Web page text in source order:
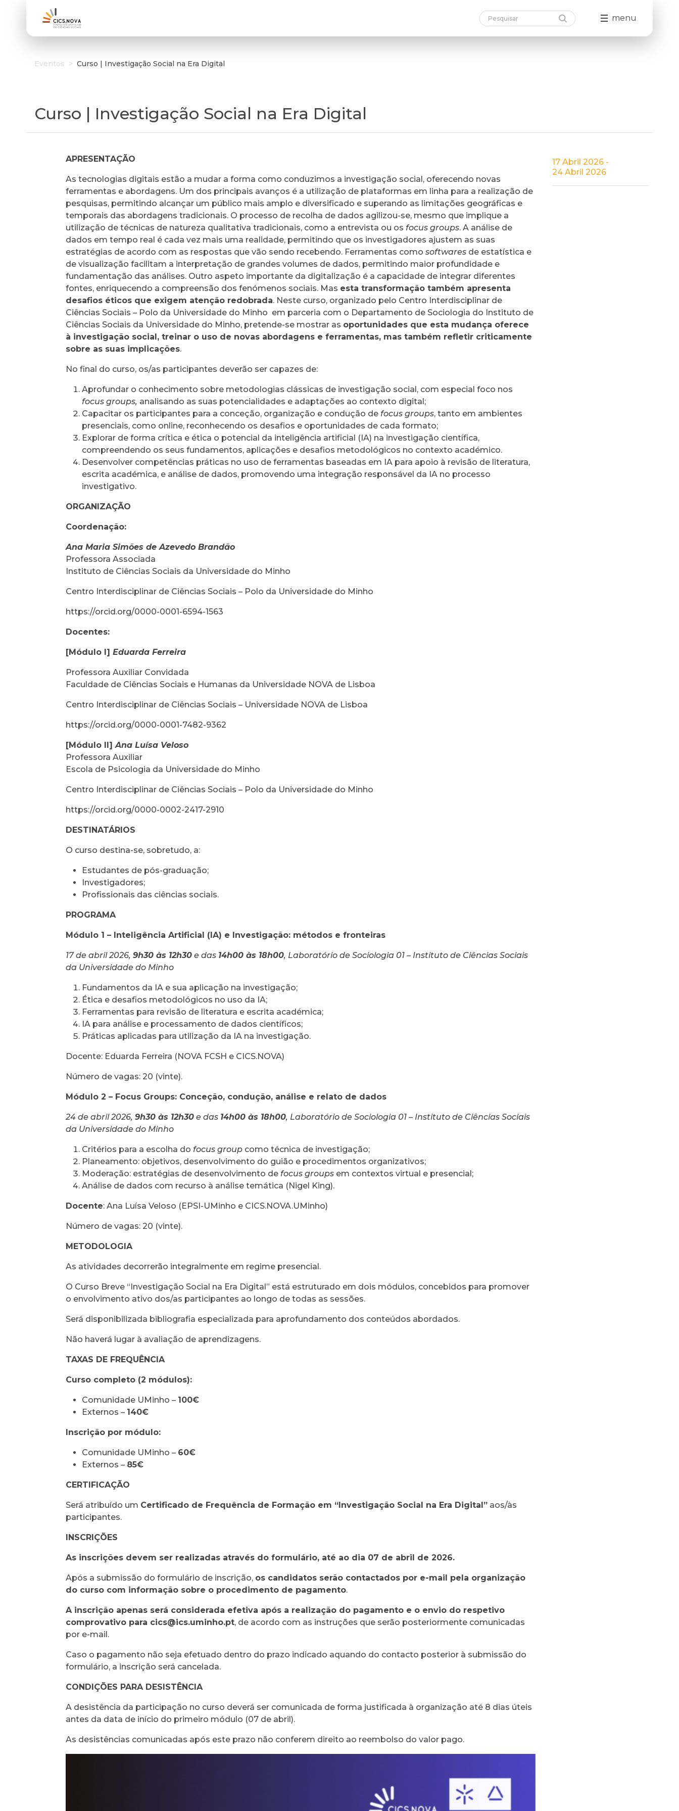
menu
Eventos > Curso | Investigação Social na Era Digital
Curso | Investigação Social na Era Digital
APRESENTAÇÃO
As tecnologias digitais estão a mudar a forma como conduzimos a investigação social, oferecendo novas
ferramentas e abordagens. Um dos principais avanços é a utilização de plataformas em linha para a realização de
pesquisas, permitindo alcançar um público mais amplo e diversificado e superando as limitações geográficas e
temporais das abordagens tradicionais. O processo de recolha de dados agilizou-se, mesmo que implique a
utilização de técnicas de natureza qualitativa tradicionais, como a entrevista ou os focus groups. A análise de
dados em tempo real é cada vez mais uma realidade, permitindo que os investigadores ajustem as suas
estratégias de acordo com as respostas que vão sendo recebendo. Ferramentas comosoftwares de estatística e
de visualização facilitam a interpretação de grandes volumes de dados, permitindo maior profundidade e
fundamentação das análises. Outro aspeto importante da digitalização é a capacidade de integrar diferentes
fontes, enriquecendo a compreensão dos fenómenos sociais. Mas esta transformação também apresenta
desafios éticos que exigem atenção redobrada. Neste curso, organizado pelo Centro Interdisciplinar de
Ciências Sociais – Polo da Universidade do Minho em parceria com o Departamento de Sociologia do Instituto de
Ciências Sociais da Universidade do Minho, pretende-se mostrar as oportunidades que esta mudança oferece
à investigação social, treinar o uso de novas abordagens e ferramentas, mas também refletir criticamente
sobre as suas implicações.
No final do curso, os/as participantes deverão ser capazes de:
Aprofundar o conhecimento sobre metodologias clássicas de investigação social, com especial foco nos
focus groups, analisando as suas potencialidades e adaptações ao contexto digital;
Capacitar os participantes para a conceção, organização e condução de focus groups, tanto em ambientes
presenciais, como online, reconhecendo os desafios e oportunidades de cada formato;
Explorar de forma crítica e ética o potencial da inteligência artificial (IA) na investigação científica,
compreendendo os seus fundamentos, aplicações e desafios metodológicos no contexto académico.
Desenvolver competências práticas no uso de ferramentas baseadas em IA para apoio à revisão de literatura,
escrita académica, e análise de dados, promovendo uma integração responsável da IA no processo
investigativo.
ORGANIZAÇÃO
Coordenação:
Ana Maria Simões de Azevedo Brandão
Professora Associada
Instituto de Ciências Sociais da Universidade do Minho
Centro Interdisciplinar de Ciências Sociais – Polo da Universidade do Minho
https://orcid.org/0000-0001-6594-1563
Docentes:
[Módulo I]Eduarda Ferreira
Professora Auxiliar Convidada
Faculdade de Ciências Sociais e Humanas da Universidade NOVA de Lisboa
Centro Interdisciplinar de Ciências Sociais – Universidade NOVA de Lisboa
https://orcid.org/0000-0001-7482-9362
[Módulo II]Ana Luísa Veloso
Professora Auxiliar
Escola de Psicologia da Universidade do Minho
Centro Interdisciplinar de Ciências Sociais – Polo da Universidade do Minho
https://orcid.org/0000-0002-2417-2910
DESTINATÁRIOS
O curso destina-se, sobretudo, a:
Estudantes de pós-graduação;
Investigadores;
Profissionais das ciências sociais.
PROGRAMA
Módulo 1 – Inteligência Artificial (IA) e Investigação: métodos e fronteiras
17 de abril 2026,9h30 às 12h30 e das 14h00 às 18h00, Laboratório de Sociologia 01 – Instituto de Ciências Sociais
da Universidade do Minho
Fundamentos da IA e sua aplicação na investigação;
Ética e desafios metodológicos no uso da IA;
Ferramentas para revisão de literatura e escrita académica;
IA para análise e processamento de dados científicos;
Práticas aplicadas para utilização da IA na investigação.
Docente: Eduarda Ferreira (NOVA FCSH e CICS.NOVA)
Número de vagas: 20 (vinte).
Módulo 2 – Focus Groups: Conceção, condução, análise e relato de dados
24 de abril 2026,9h30 às 12h30 e das 14h00 às 18h00, Laboratório de Sociologia 01 – Instituto de Ciências Sociais
da Universidade do Minho
Critérios para a escolha do focus group como técnica de investigação;
Planeamento: objetivos, desenvolvimento do guião e procedimentos organizativos;
Moderação: estratégias de desenvolvimento de focus groups em contextos virtual e presencial;
Análise de dados com recurso à análise temática (Nigel King).
Docente: Ana Luísa Veloso (EPSI-UMinho e CICS.NOVA.UMinho)
Número de vagas: 20 (vinte).
METODOLOGIA
As atividades decorrerão integralmente em regime presencial.
O Curso Breve “Investigação Social na Era Digital” está estruturado em dois módulos, concebidos para promover
o envolvimento ativo dos/as participantes ao longo de todas as sessões.
Será disponibilizada bibliografia especializada para aprofundamento dos conteúdos abordados.
Não haverá lugar à avaliação de aprendizagens.
TAXAS DE FREQUÊNCIA
Curso completo (2 módulos):
Comunidade UMinho – 100€
Externos – 140€
Inscrição por módulo:
Comunidade UMinho – 60€
Externos – 85€
CERTIFICAÇÃO
Será atribuído um Certificado de Frequência de Formação em “Investigação Social na Era Digital” aos/às
participantes.
INSCRIÇÕES
As inscrições devem ser realizadas através do formulário, até ao dia 07 de abril de 2026.
Após a submissão do formulário de inscrição, os candidatos serão contactados por e-mail pela organização
do curso com informação sobre o procedimento de pagamento.
A inscrição apenas será considerada efetiva após a realização do pagamento e o envio do respetivo
comprovativo para cics@ics.uminho.pt, de acordo com as instruções que serão posteriormente comunicadas
por e-mail.
Caso o pagamento não seja efetuado dentro do prazo indicado aquando do contacto posterior à submissão do
formulário, a inscrição será cancelada.
CONDIÇÕES PARA DESISTÊNCIA
A desistência da participação no curso deverá ser comunicada de forma justificada à organização até 8 dias úteis
antes da data de início do primeiro módulo (07 de abril).
As desistências comunicadas após este prazo não conferem direito ao reembolso do valor pago.
17 Abril 2026 -
24 Abril 2026